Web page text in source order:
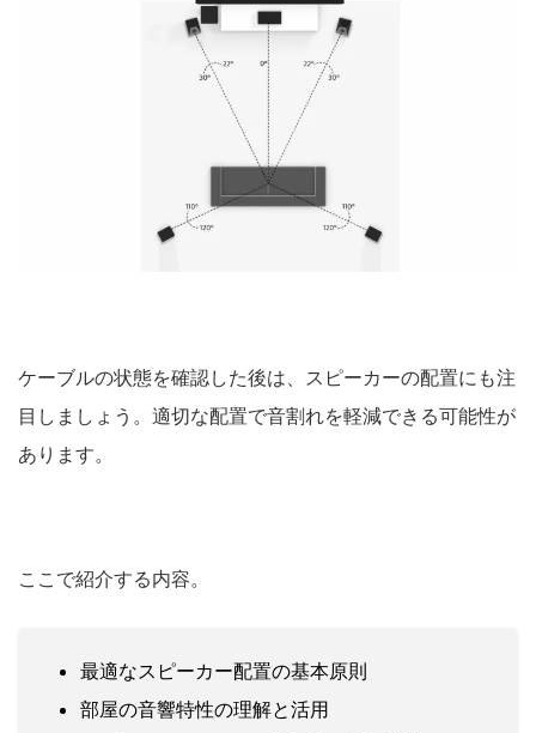
ケーブルの状態を確認した後は、スピーカーの配置にも注
目しましょう。適切な配置で音割れを軽減できる可能性が
あります。
ここで紹介する内容。
最適なスピーカー配置の基本原則
部屋の音響特性の理解と活用